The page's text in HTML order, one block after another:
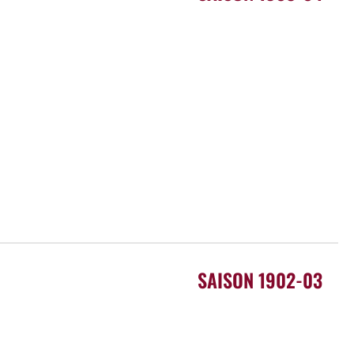
SAISON 1902-03